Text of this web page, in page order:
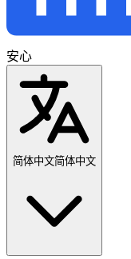
安心
简体中文简体中文